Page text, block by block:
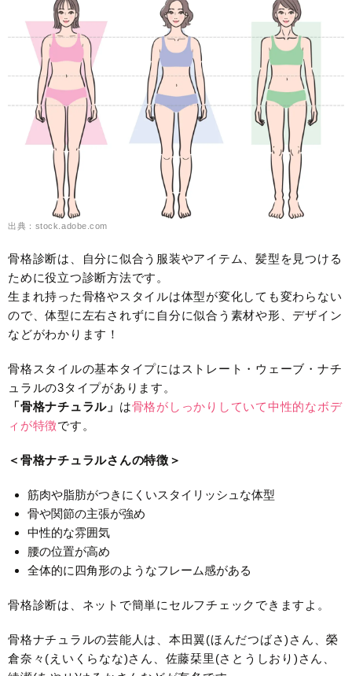
出典：stock.adobe.com
骨格診断は、自分に似合う服装やアイテム、髪型を見つける
ために役立つ診断方法です。
生まれ持った骨格やスタイルは体型が変化しても変わらない
ので、体型に左右されずに自分に似合う素材や形、デザイン
などがわかります！
骨格スタイルの基本タイプにはストレート・ウェーブ・ナチ
ュラルの3タイプがあります。
「骨格ナチュラル」 は骨格がしっかりしていて中性的なボデ
ィが特徴です。
＜骨格ナチュラルさんの特徴＞
筋肉や脂肪がつきにくいスタイリッシュな体型
骨や関節の主張が強め
中性的な雰囲気
腰の位置が高め
全体的に四角形のようなフレーム感がある
骨格診断は、ネットで簡単にセルフチェックできますよ。
骨格ナチュラルの芸能人は、本田翼(ほんだつばさ)さん、榮
倉奈々(えいくらなな)さん、佐藤栞里(さとうしおり)さん、